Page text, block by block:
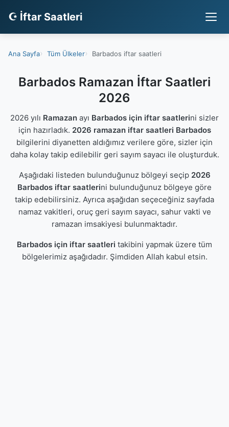
☪ İftar Saatleri
Ana Sayfa Tüm Ülkeler Barbados iftar saatleri
Barbados Ramazan İftar Saatleri
2026
2026 yılı Ramazan ayı Barbados için iftar saatlerini sizler
için hazırladık. 2026 ramazan iftar saatleri Barbados
bilgilerini diyanetten aldığımız verilere göre, sizler için
daha kolay takip edilebilir geri sayım sayacı ile oluşturduk.
Aşağıdaki listeden bulunduğunuz bölgeyi seçip 2026
Barbados iftar saatlerini bulunduğunuz bölgeye göre
takip edebilirsiniz. Ayrıca aşağıdan seçeceğiniz sayfada
namaz vakitleri, oruç geri sayım sayacı, sahur vakti ve
ramazan imsakiyesi bulunmaktadır.
Barbados için iftar saatleri takibini yapmak üzere tüm
bölgelerimiz aşağıdadır. Şimdiden Allah kabul etsin.